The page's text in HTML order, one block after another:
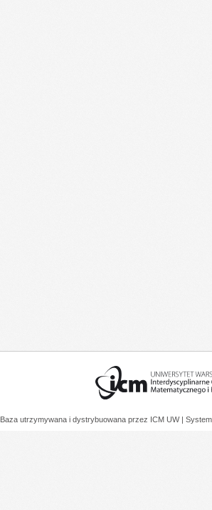
Baza utrzymywana i dystrybuowana przez ICM UW |